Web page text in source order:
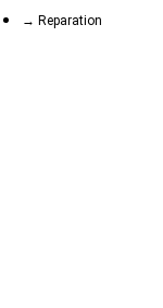
→ Reparation